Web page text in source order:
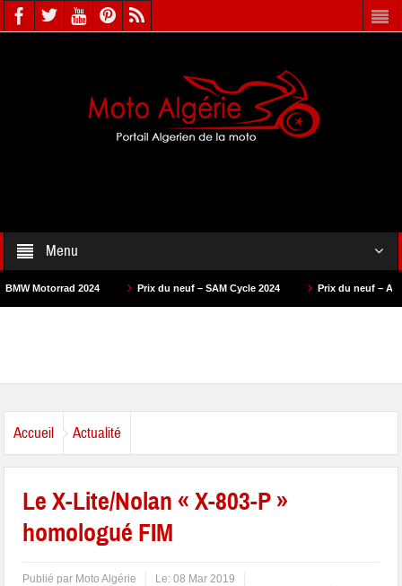
Menu
2024 Prix du neuf – SAM Cycle 2024 Prix du neuf – AS Motors
Accueil Actualité
Le X-Lite/Nolan « X-803-P »
homologué FIM
Publié par Moto Algérie Le:08 Mar 2019